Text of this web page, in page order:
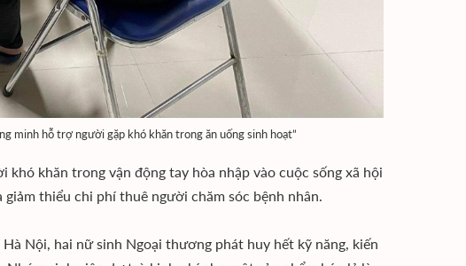
minh hỗ trợ người gặp khó khăn trong ăn uống sinh hoạt”
khăn trong vận động tay hòa nhập vào cuộc sống xã hội
thiểu chi phí thuê người chăm sóc bệnh nhân.
Nội, hai nữ sinh Ngoại thương phát huy hết kỹ năng, kiến